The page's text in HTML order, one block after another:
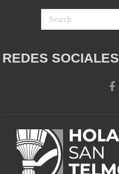
REDES SOCIALES